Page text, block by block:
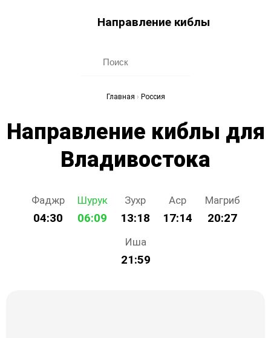
Направление киблы
Главная › Россия
Направление киблы для
Владивостока
Фаджр
04:30
Шурук
06:09
Зухр
13:18
Аср
17:14
Магриб
20:27
Иша
21:59